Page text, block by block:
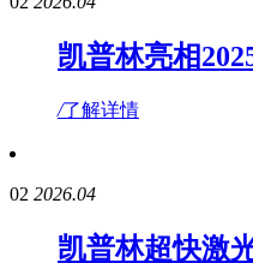
凯普林亮相
/了解详情
02 2026.04
凯普林超快激